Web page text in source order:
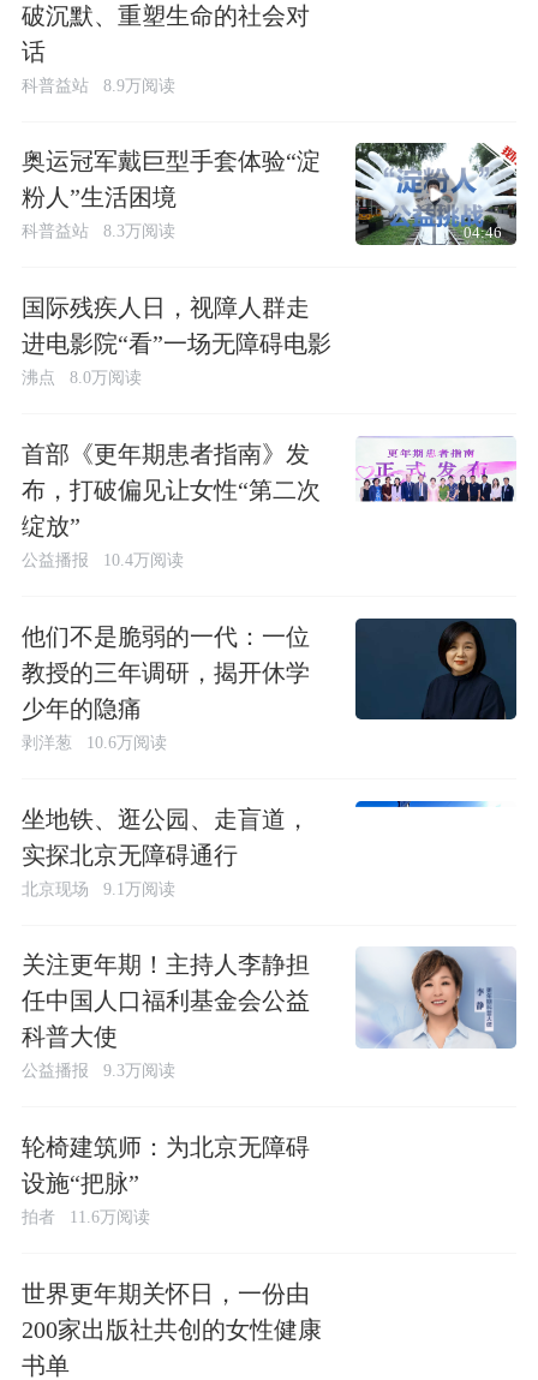
破沉默、重塑生命的社会对
话
科普益站 8.9万阅读
奥运冠军戴巨型手套体验“淀
粉人”生活困境
科普益站 8.3万阅读 04:46
国际残疾人日，视障人群走
进电影院“看”一场无障碍电影
沸点 8.0万阅读
首部《更年期患者指南》发
布，打破偏见让女性“第二次
绽放”
公益播报 10.4万阅读
他们不是脆弱的一代：一位
教授的三年调研，揭开休学
少年的隐痛
剥洋葱 10.6万阅读
坐地铁、逛公园、走盲道，
实探北京无障碍通行
北京现场 9.1万阅读
关注更年期！主持人李静担
任中国人口福利基金会公益
科普大使
公益播报 9.3万阅读
轮椅建筑师：为北京无障碍
设施“把脉”
拍者 11.6万阅读
世界更年期关怀日，一份由
200家出版社共创的女性健康
书单